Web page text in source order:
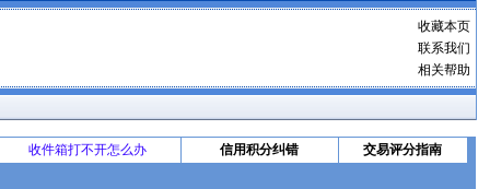
收藏本页
联系我们
相关帮助
收件箱打不开怎么办 信用积分纠错 交易评分指南